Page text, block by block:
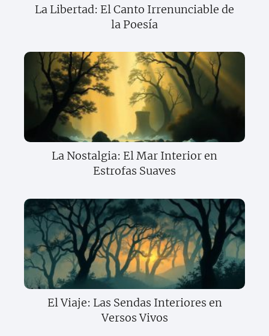
La Libertad: El Canto Irrenunciable de
la Poesía
La Nostalgia: El Mar Interior en
Estrofas Suaves
El Viaje: Las Sendas Interiores en
Versos Vivos